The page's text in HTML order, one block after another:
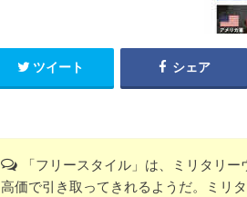
ツイート シェア
「フリースタイル」は、ミリタリ
高価で引き取ってきれるようだ。ミリ